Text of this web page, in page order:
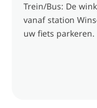
Trein/Bus: De
vanaf station
uw fiets parkeren.